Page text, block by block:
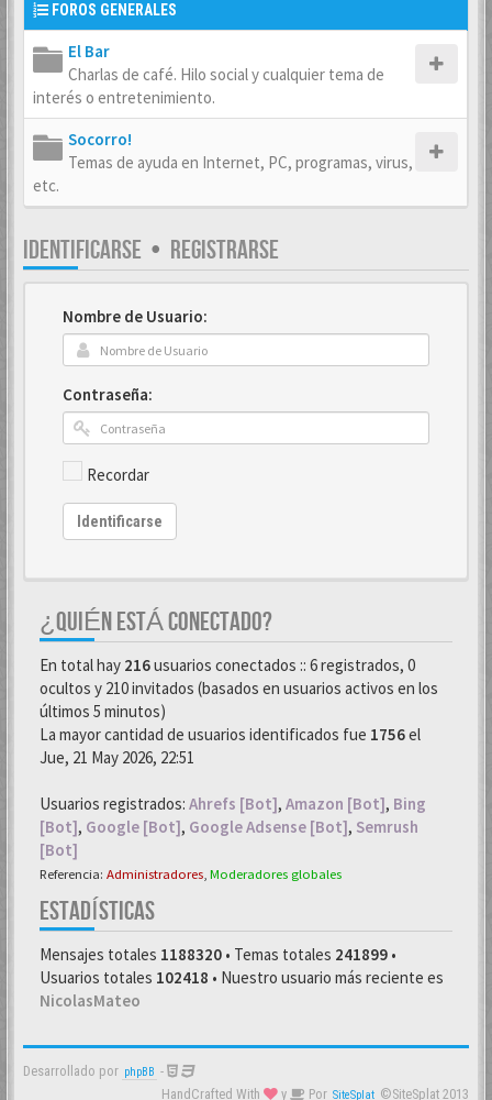
FOROS GENERALES
El Bar
Charlas de café. Hilo social y cualquier tema de
interés o entretenimiento.
Socorro!
Temas de ayuda en Internet, PC, programas, virus,
etc.
IDENTIFICARSE • REGISTRARSE
Nombre de Usuario:
Contraseña:
Recordar
Identificarse
¿QUIÉN ESTÁ CONECTADO?
En total hay 216usuarios conectados :: 6 registrados, 0
ocultos y 210 invitados (basados en usuarios activos en los
últimos 5 minutos)
La mayor cantidad de usuarios identificados fue 1756el
Jue, 21 May 2026, 22:51
Usuarios registrados: Ahrefs [Bot], Amazon [Bot], Bing
[Bot], Google [Bot], Google Adsense [Bot], Semrush
[Bot]
Referencia: Administradores Moderadores globales
ESTADÍSTICAS
Mensajes totales 1188320 • Temas totales 241899 •
Usuarios totales 102418 • Nuestro usuario más reciente es
NicolasMateo
Desarrollado por phpBB -
HandCrafted With
y Por SiteSplat ©SiteSplat 2013